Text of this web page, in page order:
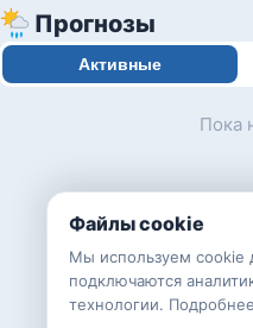
Файлы cookie
Мы используем cookie
подключаются
технологии.
Прогнозы
Активные
Пока